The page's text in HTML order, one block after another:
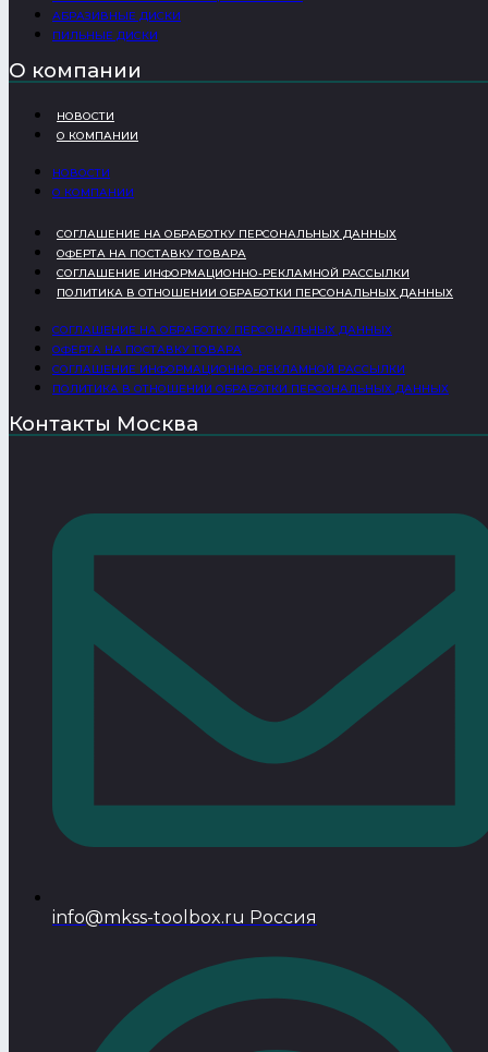
АБРАЗИВНЫЕ ДИСКИ
ПИЛЬНЫЕ ДИСКИ
О компании
НОВОСТИ
О КОМПАНИИ
НОВОСТИ
О КОМПАНИИ
СОГЛАШЕНИЕ НА ОБРАБОТКУ ПЕРСОНАЛЬНЫХ ДАННЫХ
ОФЕРТА НА ПОСТАВКУ ТОВАРА
СОГЛАШЕНИЕ ИНФОРМАЦИОННО-РЕКЛАМНОЙ РАССЫЛКИ
ПОЛИТИКА В ОТНОШЕНИИ ОБРАБОТКИ ПЕРСОНАЛЬНЫХ ДАННЫХ
СОГЛАШЕНИЕ НА ОБРАБОТКУ ПЕРСОНАЛЬНЫХ ДАННЫХ
ОФЕРТА НА ПОСТАВКУ ТОВАРА
СОГЛАШЕНИЕ ИНФОРМАЦИОННО-РЕКЛАМНОЙ РАССЫЛКИ
ПОЛИТИКА В ОТНОШЕНИИ ОБРАБОТКИ ПЕРСОНАЛЬНЫХ ДАННЫХ
Контакты Москва
info@mkss-toolbox.ru Россия